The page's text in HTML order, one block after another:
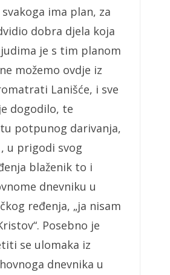
ima plan, za
dobra djela koja
je s tim planom
možemo ovdje iz
Lanišće, i sve
dogodilo, te
potpunog darivanja,
u prigodi svog
blaženik to i
dnevniku u
ređenja, „ja nisam
Posebno je
se ulomaka iz
dnevnika u